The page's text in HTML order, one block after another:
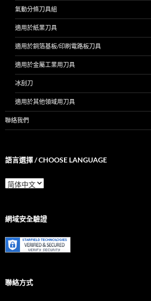
氣動分條刀具組
適用於紙業刀具
適用於銅箔基板/印刷電路板刀具
適用於金屬工業用刀具
冰刮刀
適用於其他領域用刀具
聯絡我們
語言選擇 / CHOOSE LANGUAGE
語
言
/
Language
網域安全驗證
聯絡方式